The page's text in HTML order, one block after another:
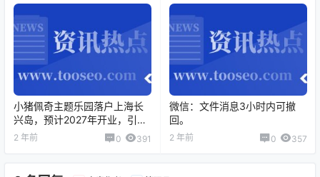
小猪佩奇主题乐园落户上海长
兴岛，预计2027年开业，引发
全城热潮
2 年前 0 391
微信：文件消息3小时内可撤
回。
2 年前 0 357